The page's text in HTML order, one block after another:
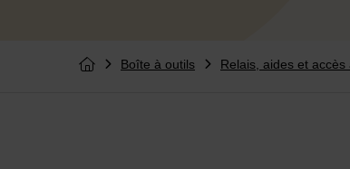
Vous êtes ici :
Retourner à l'accueil
Boîte à outils Relais, aides et accès